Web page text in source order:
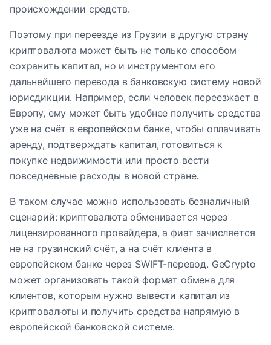
происхождении средств.
Поэтому при переезде из Грузии в другую страну
криптовалюта может быть не только способом
сохранить капитал, но и инструментом его
дальнейшего перевода в банковскую систему новой
юрисдикции. Например, если человек переезжает в
Европу, ему может быть удобнее получить средства
уже на счёт в европейском банке, чтобы оплачивать
аренду, подтверждать капитал, готовиться к
покупке недвижимости или просто вести
повседневные расходы в новой стране.
В таком случае можно использовать безналичный
сценарий: криптовалюта обменивается через
лицензированного провайдера, а фиат зачисляется
не на грузинский счёт, а на счёт клиента в
европейском банке через SWIFT-перевод. GeCrypto
может организовать такой формат обмена для
клиентов, которым нужно вывести капитал из
криптовалюты и получить средства напрямую в
европейской банковской системе.